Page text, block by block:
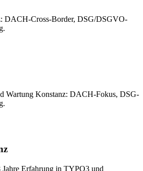
DACH-Cross-Border, DSG/DSGVO-
Wartung Konstanz: DACH-Fokus, DSG-
Jahre Erfahrung in TYPO3 und